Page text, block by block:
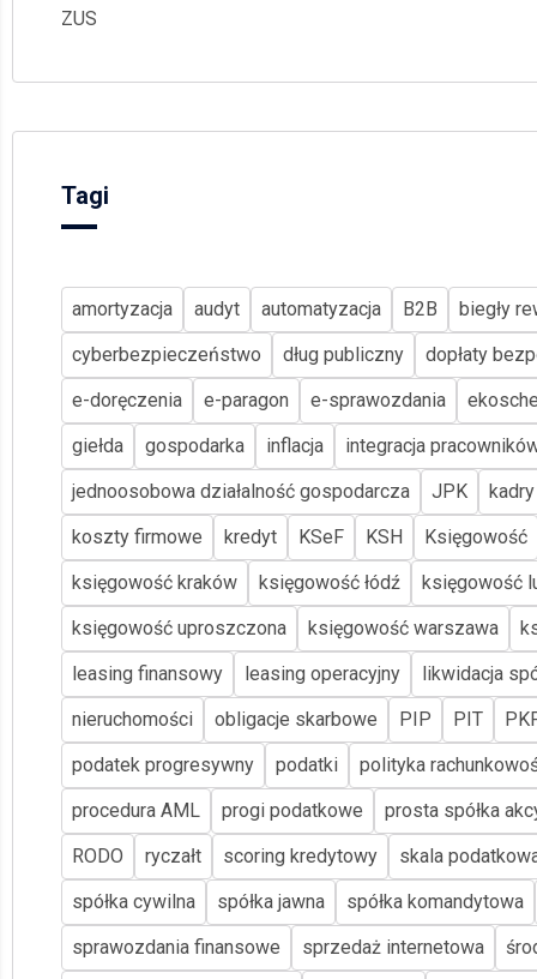
ZUS
Tagi
amortyzacja audyt automatyzacja B2B
biegły
cyberbezpieczeństwo
dług publiczny
dopłaty
e-doręczenia
e-paragon e-sprawozdania
giełda
gospodarka inflacja
integracja
jednoosobowa działalność gospodarcza
JPK
kadry
koszty firmowe
kredyt KSeF KSH
Księgowość
księgowość kraków
księgowość łódź
księgowość
księgowość uproszczona
księgowość warszawa
leasing finansowy
leasing operacyjny
likwidacja
nieruchomości
obligacje skarbowe PIP PIT
podatek progresywny
podatki
polityka
procedura AML
progi podatkowe
prosta spółka
RODO
ryczałt scoring kredytowy
skala
spółka cywilna
spółka jawna
spółka komandytowa
sprawozdania finansowe
sprzedaż internetowa